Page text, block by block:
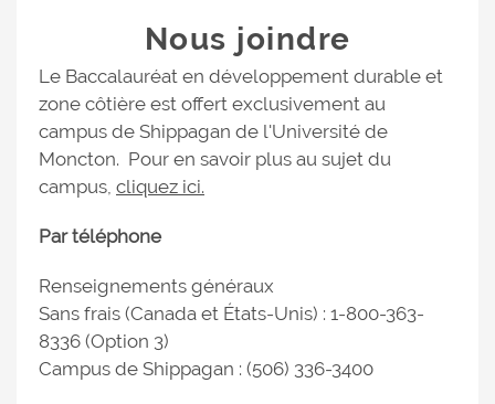
Nous joindre
Le Baccalauréat en développement durable et
zone côtière est offert exclusivement au
campus de Shippagan de l'Université de
Moncton. Pour en savoir plus au sujet du
campus, cliquez ici.
Par téléphone
Renseignements généraux
Sans frais (Canada et États-Unis) : 1-800-363-
8336 (Option 3)
Campus de Shippagan : (506) 336-3400